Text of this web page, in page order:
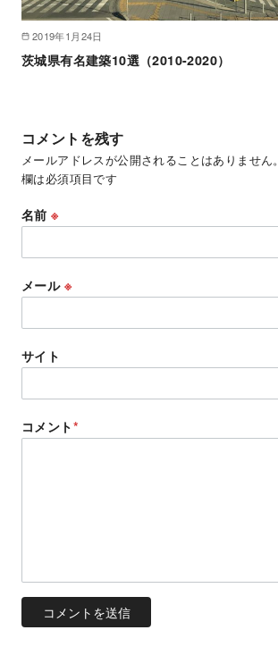
2019年1月24日
茨城県有名建築10選（2010-2020）
コメントを残す
メールアドレスが公開されることはありません。
欄は必須項目です
名前※
メール ※
サイト
コメント*